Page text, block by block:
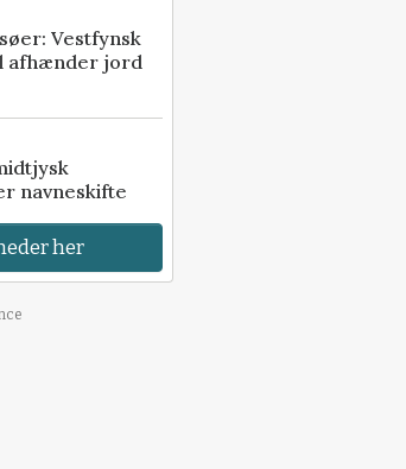
Vestfynsk
afhænder jord
navneskifte
her